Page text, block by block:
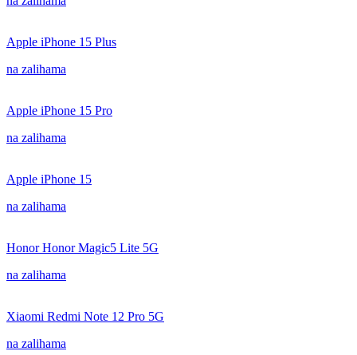
Apple iPhone 15 Plus
na zalihama
Apple iPhone 15 Pro
na zalihama
Apple iPhone 15
na zalihama
Honor Honor Magic5 Lite 5G
na zalihama
Xiaomi Redmi Note 12 Pro 5G
na zalihama